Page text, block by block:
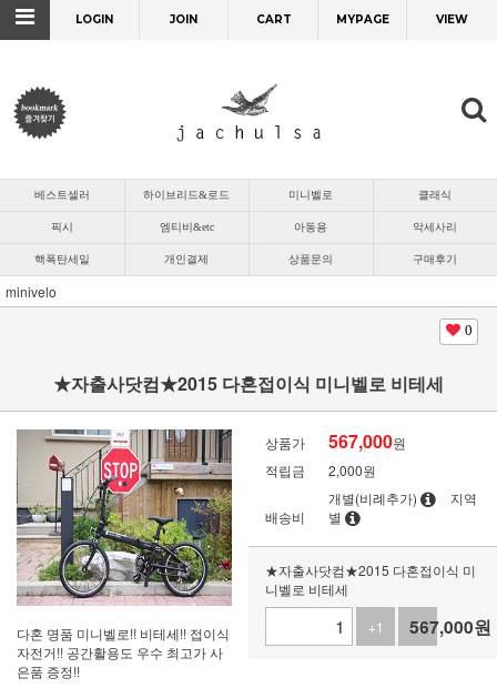
LOGIN JOIN CART MYPAGE VIEW
베스트셀러 하이브리드&로드 미니벨로 클래식
픽시 엠티비&etc 아동용 악세사리
핵폭탄세일 개인결제 상품문의 구매후기
minivelo
0
★자출사닷컴★2015 다혼접이식 미니벨로 비테세
다혼 명품 미니벨로!! 비테세!! 접이식
자전거!! 공간활용도 우수 최고가 사
은품 증정!!
상품가 567,000원
적립금
2,000원
배송비
개별(비례추가)
지역
별
★자출사닷컴★2015 다혼접이식 미
니벨로 비테세
+1
-1
567,000원